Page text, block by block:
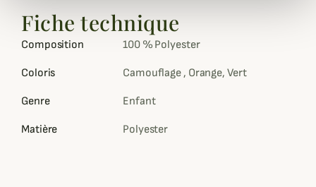
Fiche technique
Composition 100 % Polyester
Coloris Camouflage , Orange, Vert
Genre Enfant
Matière Polyester